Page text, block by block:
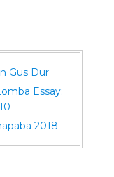
Gus Dur
Essay;
2018